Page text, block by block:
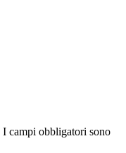
I campi obbligatori sono